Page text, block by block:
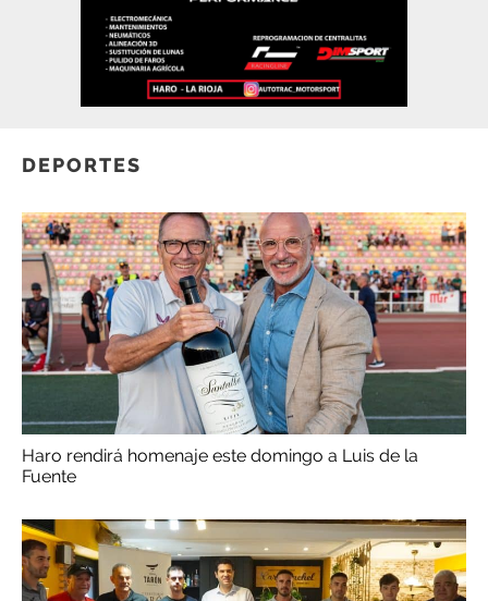
DEPORTES
Haro rendirá homenaje este domingo a Luis de la
Fuente